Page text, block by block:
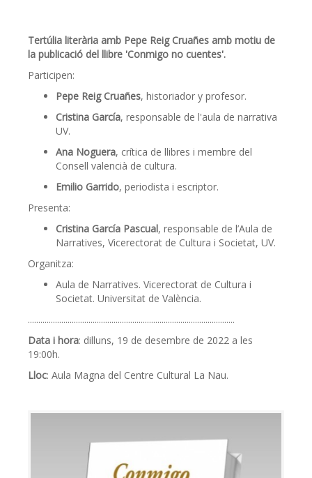
Tertúlia literària amb Pepe Reig Cruañes amb motiu de
la publicació del llibre 'Conmigo no cuentes'.
Participen:
Pepe Reig Cruañes, historiador y profesor.
Cristina García, responsable de l'aula de narrativa
UV.
Ana Noguera, crítica de llibres i membre del
Consell valencià de cultura.
Emilio Garrido, periodista i escriptor.
Presenta:
Cristina García Pascual, responsable de l’Aula de
Narratives, Vicerectorat de Cultura i Societat, UV.
Organitza:
Aula de Narratives. Vicerectorat de Cultura i
Societat. Universitat de València.
...................................................................................................
Data i hora: dilluns, 19 de desembre de 2022 a les
19:00h.
Lloc: Aula Magna del Centre Cultural La Nau.